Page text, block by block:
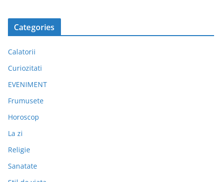
Categories
Calatorii
Curiozitati
EVENIMENT
Frumusete
Horoscop
La zi
Religie
Sanatate